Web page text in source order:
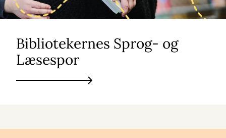
Bibliotekernes Sprog- og
Læsespor